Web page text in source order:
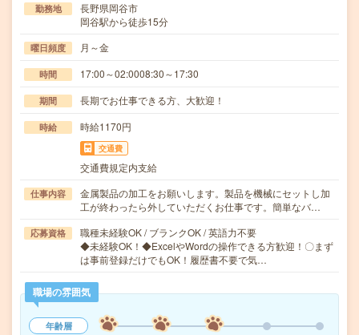
勤務地
長野県岡谷市
岡谷駅から徒歩15分
曜日頻度 月～金
時間 17:00～02:0008:30～17:30
期間 長期でお仕事できる方、大歓迎！
時給 時給1170円
交通費
交通費規定内支給
仕事内容
金属製品の加工をお願いします。製品を機械にセットし加
工が終わったら外していただくお仕事です。簡単なバ…
応募資格
職種未経験OK / ブランクOK / 英語力不要
◆未経験OK！◆ExcelやWordの操作できる方歓迎！〇まず
は事前登録だけでもOK！履歴書不要で気…
職場の雰囲気
年齢層